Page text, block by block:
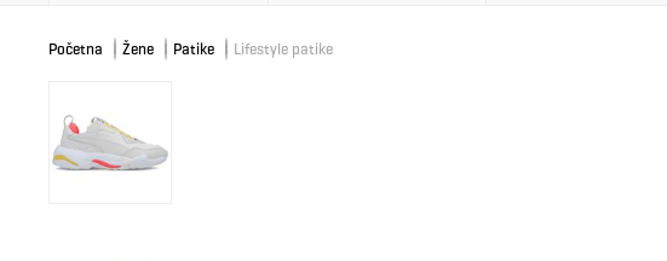
Početna Žene Patike Lifestyle patike